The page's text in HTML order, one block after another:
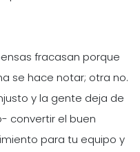
fracasan porque
se hace notar; otra no.
y la gente deja de
convertir el buen
para tu equipo y